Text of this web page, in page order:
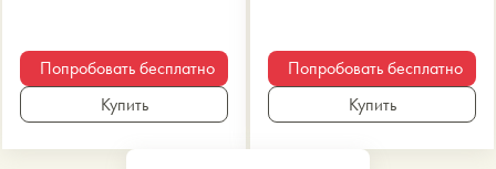
Попробовать бесплатно
Купить
Попробовать бесплатно
Купить